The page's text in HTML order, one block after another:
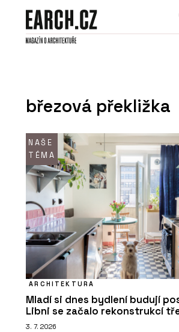
březová překližka
NAŠE
TÉMA
ARCHITEKTURA
Mladí si dnes bydlení budují
Libni se začalo rekonstrukcí
3. 7. 2026